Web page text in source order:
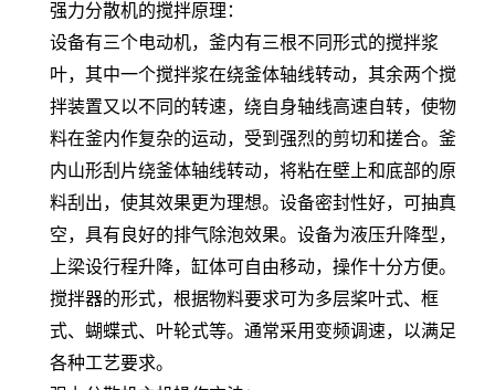
强力分散机的搅拌原理：
设备有三个电动机，釜内有三根不同形式的搅拌浆
叶，其中一个搅拌浆在绕釜体轴线转动，其余两个搅
拌装置又以不同的转速，绕自身轴线高速自转，使物
料在釜内作复杂的运动，受到强烈的剪切和搓合。釜
内山形刮片绕釜体轴线转动，将粘在壁上和底部的原
料刮出，使其效果更为理想。设备密封性好，可抽真
空，具有良好的排气除泡效果。设备为液压升降型，
上梁设行程升降，缸体可自由移动，操作十分方便。
搅拌器的形式，根据物料要求可为多层桨叶式、框
式、蝴蝶式、叶轮式等。通常采用变频调速，以满足
各种工艺要求。